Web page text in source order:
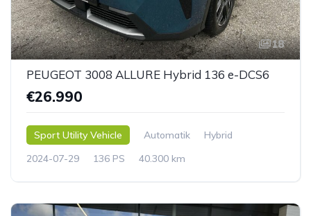
18
PEUGEOT 3008 ALLURE Hybrid 136 e-DCS6
€26.990
Sport Utility Vehicle Automatik
Hybrid
2024-07-29
136 PS 40.300 km